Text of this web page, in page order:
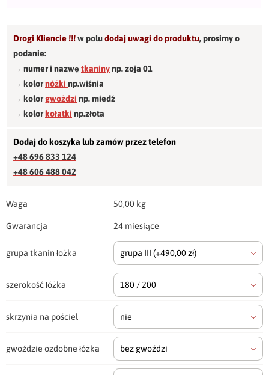
Drogi Kliencie !!!w poludodaj uwagi do produktu,prosimy o
podanie:
→ numer i nazwętkaninynp. zoja 01
→ kolornóżki np.wiśnia
→ kolorgwożdzi np. miedź
→ kolorkołatki np.złota
Dodaj do koszyka lub zamów przez telefon
+48 696 833 124
+48 606 488 042
Waga 50,00 kg
Gwarancja 24 miesiące
grupa tkanin łożka grupa III (+490,00 zł)
szerokość łóżka 180 / 200
skrzynia na pościel nie
gwoździe ozdobne łóżka bez gwoździ